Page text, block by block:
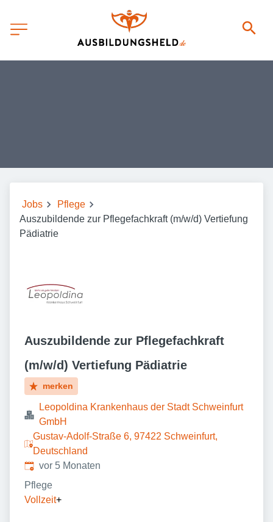
Jobs
Pflege
Auszubildende zur Pflegefachkraft (m/w/d) Vertiefung
Pädiatrie
Auszubildende zur Pflegefachkraft
(m/w/d) Vertiefung Pädiatrie
merken
Leopoldina Krankenhaus der Stadt Schweinfurt
GmbH
Gustav-Adolf-Straße 6, 97422 Schweinfurt,
Deutschland
Veröffentlicht:
vor 5 Monaten
Pflege
Vollzeit+